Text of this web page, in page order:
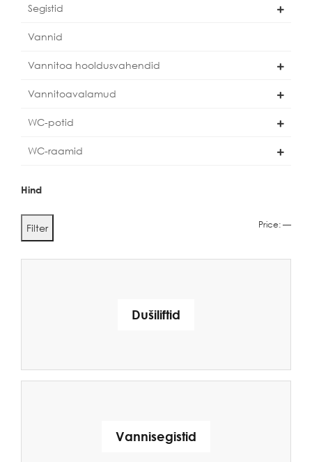
Segistid
Vannid
Vannitoa hooldusvahendid
Vannitoavalamud
WC-potid
WC-raamid
Hind
Min
Max
Filter Price: —
Dušiliftid
Vannisegistid